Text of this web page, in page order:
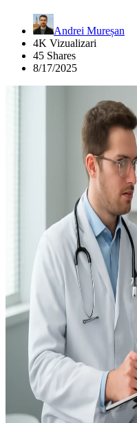
Andrei Mureșan
4K Vizualizari
45 Shares
8/17/2025